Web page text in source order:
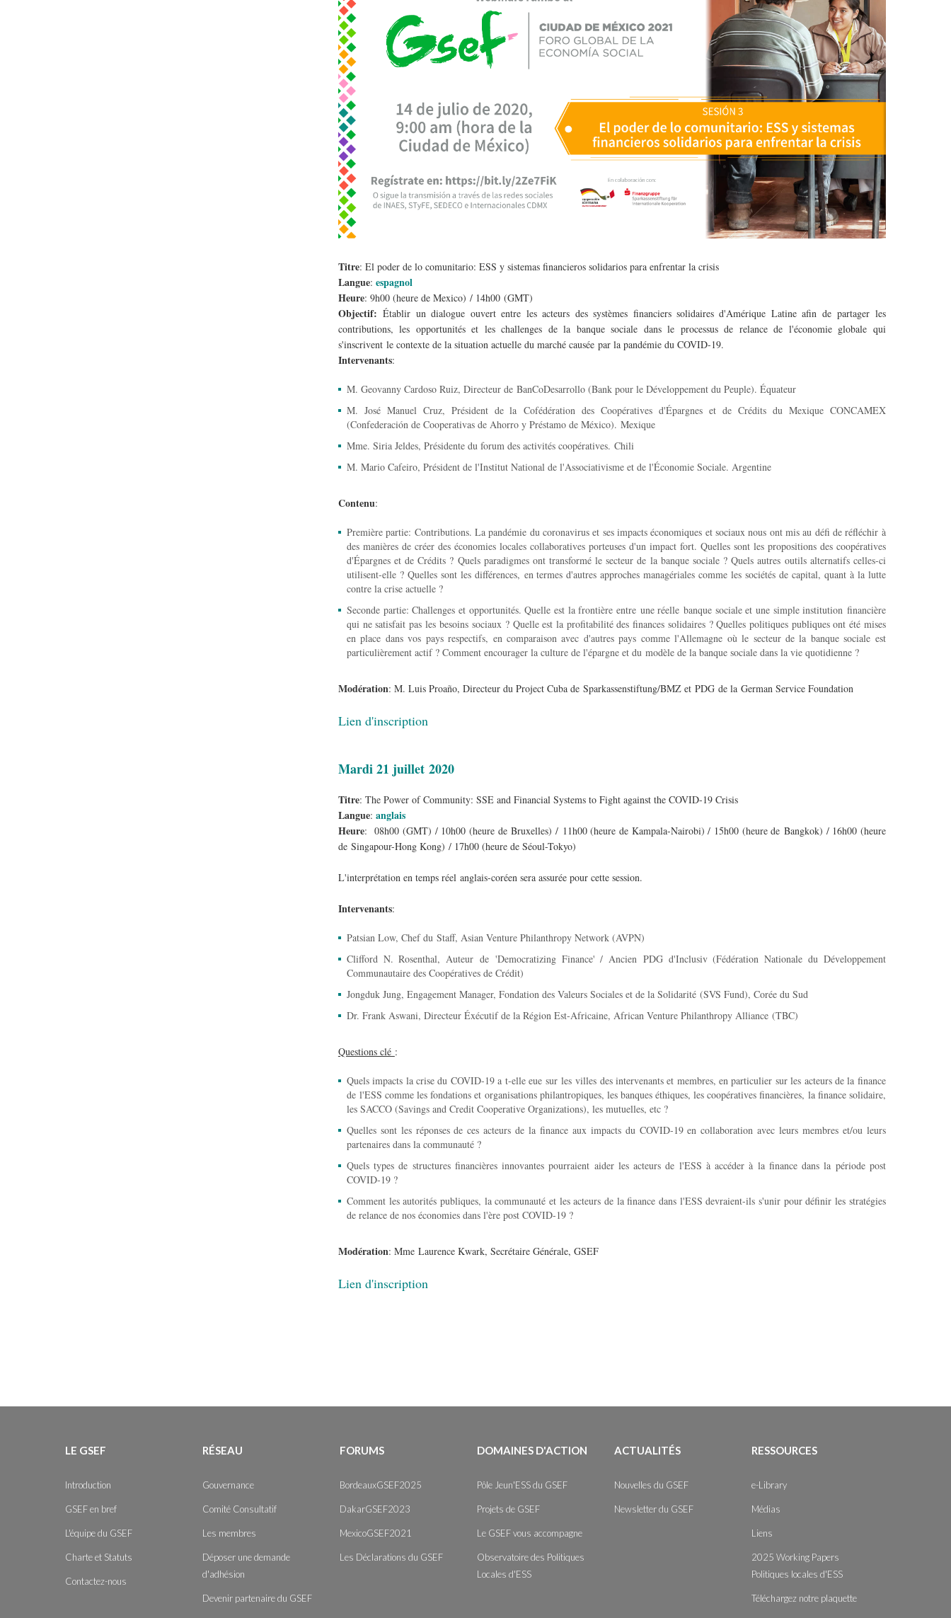
Titre: El poder de lo comunitario: ESS y sistemas financieros solidarios para enfrentar la crisis
Langue: espagnol
Heure: 9h00 (heure de Mexico) / 14h00 (GMT)
Objectif: Établir un dialogue ouvert entre les acteurs des systèmes financiers solidaires d'Amérique Latine afin de partager les
contributions, les opportunités et les challenges de la banque sociale dans le processus de relance de l'économie globale qui
s'inscrivent le contexte de la situation actuelle du marché causée par la pandémie du COVID-19.
Intervenants:
M. Geovanny Cardoso Ruiz, Directeur de BanCoDesarrollo (Bank pour le Développement du Peuple). Équateur
M. José Manuel Cruz, Président de la Cofédération des Coopératives d'Épargnes et de Crédits du Mexique CONCAMEX
(Confederación de Cooperativas de Ahorro y Préstamo de México). Mexique
Mme. Siria Jeldes, Présidente du forum des activités coopératives. Chili
M. Mario Cafeiro, Président de l'Institut National de l'Associativisme et de l'Économie Sociale. Argentine
Contenu:
Première partie: Contributions. La pandémie du coronavirus et ses impacts économiques et sociaux nous ont mis au défi de réfléchir à
des manières de créer des économies locales collaboratives porteuses d'un impact fort. Quelles sont les propositions des coopératives
d'Épargnes et de Crédits ? Quels paradigmes ont transformé le secteur de la banque sociale ? Quels autres outils alternatifs celles-ci
utilisent-elle ? Quelles sont les différences, en termes d'autres approches managériales comme les sociétés de capital, quant à la lutte
contre la crise actuelle ?
Seconde partie: Challenges et opportunités. Quelle est la frontière entre une réelle banque sociale et une simple institution financière
qui ne satisfait pas les besoins sociaux ? Quelle est la profitabilité des finances solidaires ? Quelles politiques publiques ont été mises
en place dans vos pays respectifs, en comparaison avec d'autres pays comme l'Allemagne où le secteur de la banque sociale est
particulièrement actif ? Comment encourager la culture de l'épargne et du modèle de la banque sociale dans la vie quotidienne ?
Modération: M. Luis Proaño, Directeur du Project Cuba de Sparkassenstiftung/BMZ et PDG de la German Service Foundation
Lien d'inscription
Mardi 21 juillet 2020
Titre: The Power of Community: SSE and Financial Systems to Fight against the COVID-19 Crisis
Langue: anglais
Heure: 08h00 (GMT) / 10h00 (heure de Bruxelles) / 11h00 (heure de Kampala-Nairobi) / 15h00 (heure de Bangkok) / 16h00 (heure
de Singapour-Hong Kong) / 17h00 (heure de Séoul-Tokyo)
L'interprétation en temps réel anglais-coréen sera assurée pour cette session.
Intervenants:
Patsian Low, Chef du Staff, Asian Venture Philanthropy Network (AVPN)
Clifford N. Rosenthal, Auteur de 'Democratizing Finance' / Ancien PDG d'Inclusiv (Fédération Nationale du Développement
Communautaire des Coopératives de Crédit)
Jongduk Jung, Engagement Manager, Fondation des Valeurs Sociales et de la Solidarité (SVS Fund), Corée du Sud
Dr. Frank Aswani, Directeur Éxécutif de la Région Est-Africaine, African Venture Philanthropy Alliance (TBC)
Questions clé :
Quels impacts la crise du COVID-19 a t-elle eue sur les villes des intervenants et membres, en particulier sur les acteurs de la finance
de l'ESS comme les fondations et organisations philantropiques, les banques éthiques, les coopératives financières, la finance solidaire,
les SACCO (Savings and Credit Cooperative Organizations), les mutuelles, etc ?
Quelles sont les réponses de ces acteurs de la finance aux impacts du COVID-19 en collaboration avec leurs membres et/ou leurs
partenaires dans la communauté ?
Quels types de structures financières innovantes pourraient aider les acteurs de l'ESS à accéder à la finance dans la période post
COVID-19 ?
Comment les autorités publiques, la communauté et les acteurs de la finance dans l'ESS devraient-ils s'unir pour définir les stratégies
de relance de nos économies dans l'ère post COVID-19 ?
Modération: Mme Laurence Kwark, Secrétaire Générale, GSEF
Lien d'inscription
LE GSEF
Introduction
GSEF en bref
L'équipe du GSEF
Charte et Statuts
Contactez-nous
RÉSEAU
Gouvernance
Comité Consultatif
Les membres
Déposer une demande
d'adhésion
Devenir partenaire du GSEF
FORUMS
BordeauxGSEF2025
DakarGSEF2023
MexicoGSEF2021
Les Déclarations du GSEF
DOMAINES D'ACTION
Pôle Jeun'ESS du GSEF
Projets de GSEF
Le GSEF vous accompagne
Observatoire des Politiques
Locales d'ESS
ACTUALITÉS
Nouvelles du GSEF
Newsletter du GSEF
RESSOURCES
e-Library
Médias
Liens
2025 Working Papers
Politiques locales d'ESS
Téléchargez notre plaquette